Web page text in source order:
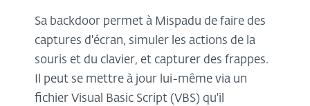
Sa backdoor permet à Mispadu de faire des
captures d'écran, simuler les actions de la
souris et du clavier, et capturer des frappes.
Il peut se mettre à jour lui-même via un
fichier Visual Basic Script (VBS) qu'il